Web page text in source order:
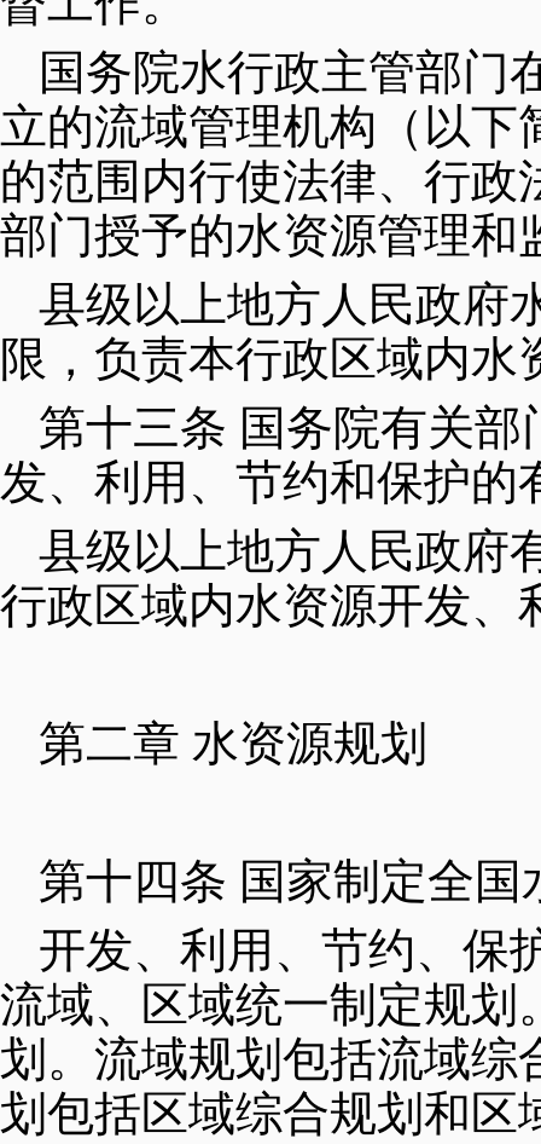
国务院水行政主管部门
立的流域管理机构（以
的范围内行使法律、行
部门授予的水资源管理和
县级以上地方人民政府
限，负责本行政区域内
第十三条 国务院有关
发、利用、节约和保护的
县级以上地方人民政府
行政区域内水资源开发、
第二章 水资源规划
第十四条 国家制定全
开发、利用、节约、保
流域、区域统一制定规划
划。流域规划包括流域综
划包括区域综合规划和区